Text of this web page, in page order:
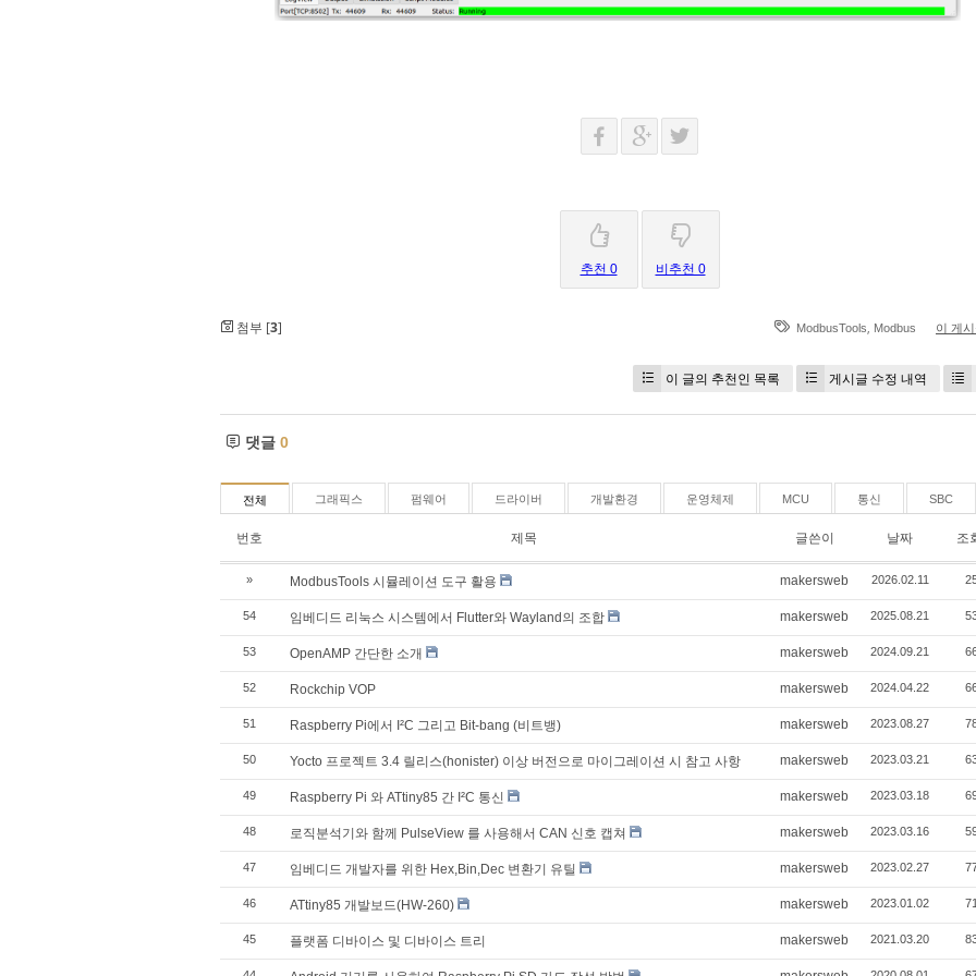
추천 0 비추천 0
첨부 [3] ModbusTools Modbus 이 게
이 글의 추천인 목록 게시글 수정 내역
댓글 0
전체 그래픽스 펌웨어 드라이버 개발환경 운영체제 MCU 통신 SBC
번호 제목 글쓴이 날짜 조
» ModbusTools 시뮬레이션 도구 활용 makersweb 2026.02.11
54 임베디드 리눅스 시스템에서 Flutter와 Wayland의 조합 makersweb 2025.08.21
53 OpenAMP 간단한 소개 makersweb 2024.09.21
52 Rockchip VOP makersweb 2024.04.22
51 Raspberry Pi에서 I²C 그리고 Bit-bang (비트뱅) makersweb 2023.08.27
50 Yocto 프로젝트 3.4 릴리스(honister) 이상 버전으로 마이그레이션 시 참고 사항 makersweb 2023.03.21
49 Raspberry Pi 와 ATtiny85 간 I²C 통신 makersweb 2023.03.18
48 로직분석기와 함께 PulseView 를 사용해서 CAN 신호 캡쳐 makersweb 2023.03.16
47 임베디드 개발자를 위한 Hex,Bin,Dec 변환기 유틸 makersweb 2023.02.27
46 ATtiny85 개발보드(HW-260) makersweb 2023.01.02
45 플랫폼 디바이스 및 디바이스 트리 makersweb 2021.03.20